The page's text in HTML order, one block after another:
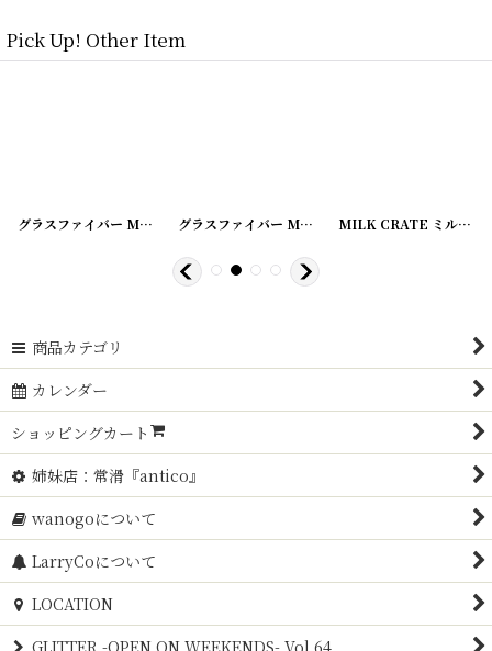
Pick Up! Other Item
13] 20200422-12]
グラスファイバー MILK CRATE ミルククレート 20200422-11]
グラスファイバー MILK CRATE ミルククレート MILK CRATE ミルククレート
商品カテゴリ
カレンダー
ショッピングカート
姉妹店：常滑『antico』
wanogoについて
LarryCoについて
LOCATION
GLITTER -OPEN ON WEEKENDS- Vol.64